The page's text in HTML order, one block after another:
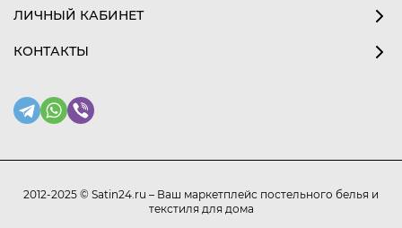
ЛИЧНЫЙ КАБИНЕТ
КОНТАКТЫ
2012-2025 © Satin24.ru – Ваш маркетплейс постельного белья и
текстиля для дома